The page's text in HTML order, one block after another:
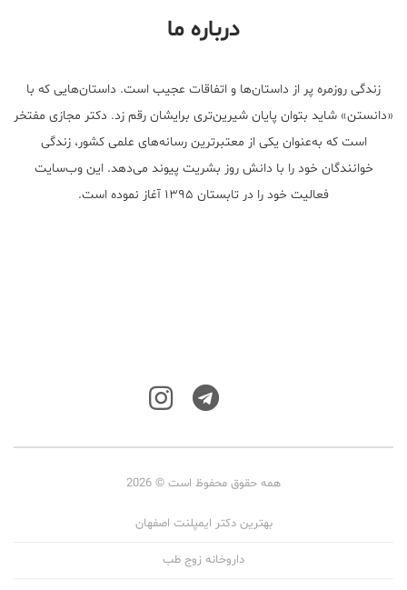
درباره ما
زندگی روزمره پر از داستان‌ها و اتفاقات عجیب است. داستان‌هایی که با
«دانستن» شاید بتوان پایان شیرین‌تری برایشان رقم زد. دکتر مجازی مفتخر
است که به‌عنوان یکی از معتبر‌ترین رسانه‌های علمی کشور، زندگی
خوانندگان خود را با دانش روز بشریت پیوند می‌دهد. این وب‌سایت
فعالیت خود را در تابستان ۱۳۹۵ آغاز نموده است.
همه حقوق محفوظ است © 2026
بهترین دکتر ایمپلنت اصفهان
داروخانه زوج طب